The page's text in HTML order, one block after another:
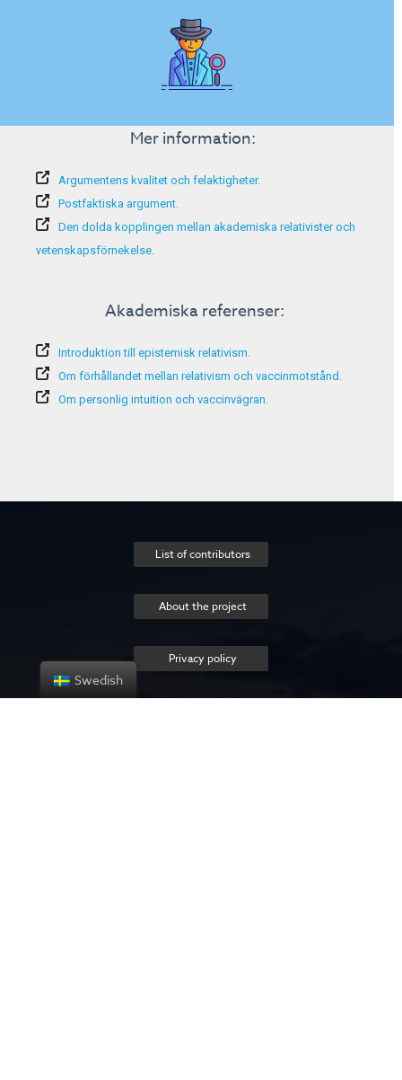
Mer information:
Argumentens kvalitet och felaktigheter.
Postfaktiska argument.
Den dolda kopplingen mellan akademiska relativister och
vetenskapsförnekelse.
Akademiska referenser:
Introduktion till epistemisk relativism.
Om förhållandet mellan relativism och vaccinmotstånd.
Om personlig intuition och vaccinvägran.
List of contributors
About the project
Privacy policy
Swedish